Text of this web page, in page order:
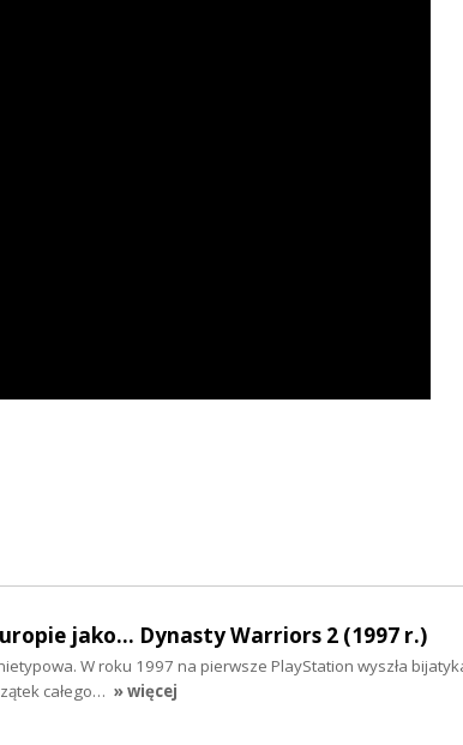
jako... Dynasty Warriors 2 (1997 r.)
W roku 1997 na pierwsze PlayStation wyszła
całego… » więcej